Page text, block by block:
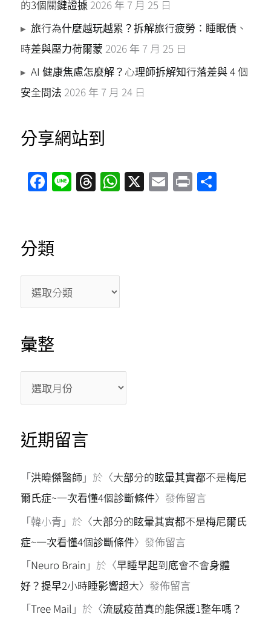
的3個關鍵證據 2026 年 7 月 25 日
旅行為什麼越玩越累？拆解旅行疲勞：睡眠債、
時差與壓力荷爾蒙 2026 年 7 月 25 日
AI 健康焦慮怎麼解？心理師拆解知行落差與 4 個
安全問法 2026 年 7 月 24 日
分享網站到
F
a
b
o
o
k
Li
n
T
hr
s
W
h
X E
m
Pr
in
分類
彙整
近期留言
「洪暐傑醫師」於〈大部分的眩暈其實都不是梅尼
爾氏症~一次看懂4個診斷條件〉發佈留言
「韓小青 」於〈大部分的眩暈其實都不是梅尼爾氏
症~一次看懂4個診斷條件〉發佈留言
「Neuro Brain 」於〈早睡早起到底會不會身體
好？提早2小時睡影響超大〉發佈留言
「Tree Mail 」於〈流感疫苗真的能保護1整年嗎？